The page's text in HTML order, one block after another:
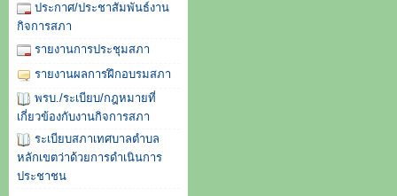
ประกาศ/ประชาสัมพันธ์งาน
กิจการสภา
รายงานการประชุมสภา
รายงานผลการฝึกอบรมสภา
พรบ./ระเบียบ/กฎหมายที่
เกี่ยวข้องกับงานกิจการสภา
ระเบียบสภาเทศบาลตำบล
หลักเขตว่าด้วยการดำเนินการ
ประชาชน